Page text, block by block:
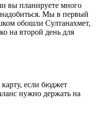
вы планируете много
Мы в первый
обошли Султанахмет,
на второй день для
если бюджет
нужно держать на